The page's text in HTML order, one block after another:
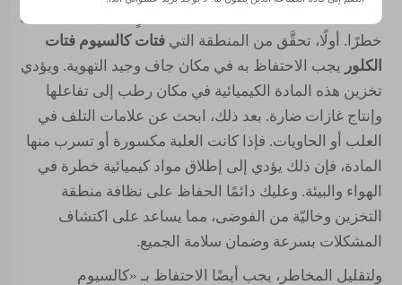
المياه وتطهيرها. ولكن إذا لم يُخزَّن بشكلٍ صحيح، فقد يشكِّل
خطرًا. أولًا، تحقَّق من المنطقة التي فتات كالسيوم فتات
الكلور يجب الاحتفاظ به في مكان جاف وجيد التهوية. ويؤدي
تخزين هذه المادة الكيميائية في مكان رطب إلى تفاعلها
وإنتاج غازات ضارة. بعد ذلك، ابحث عن علامات التلف في
العلب أو الحاويات. فإذا كانت العلبة مكسورة أو تسرب منها
المادة، فإن ذلك يؤدي إلى إطلاق مواد كيميائية خطرة في
الهواء والبيئة. وعليك دائمًا الحفاظ على نظافة منطقة
التخزين وخاليّة من الفوضى، مما يساعد على اكتشاف
المشكلات بسرعة وضمان سلامة الجميع.
ولتقليل المخاطر، يجب أيضًا الاحتفاظ بـ «كالسيوم